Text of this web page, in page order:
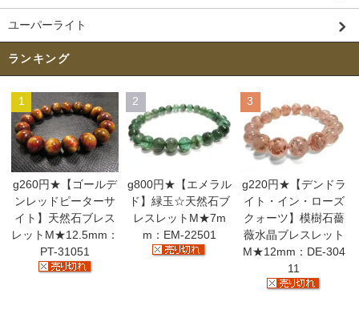
ユーパーライト
ランキング
1
g260円★【ゴールデ
ンレッドピーターサ
イト】天然石ブレス
レットM★12.5mm：
PT-31051
2
g800円★【エメラル
ド】緑玉☆天然石ブ
レスレットM★7m
m：EM-22501
3
g220円★【デンドラ
イト・イン・ローズ
クォーツ】模樹石薔
薇水晶ブレスレット
M★12mm：DE-304
11